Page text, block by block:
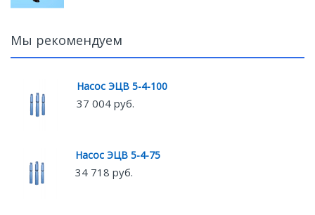
Мы рекомендуем
Насос ЭЦВ 5-4-100
37 004 руб.
Насос ЭЦВ 5-4-75
34 718 руб.